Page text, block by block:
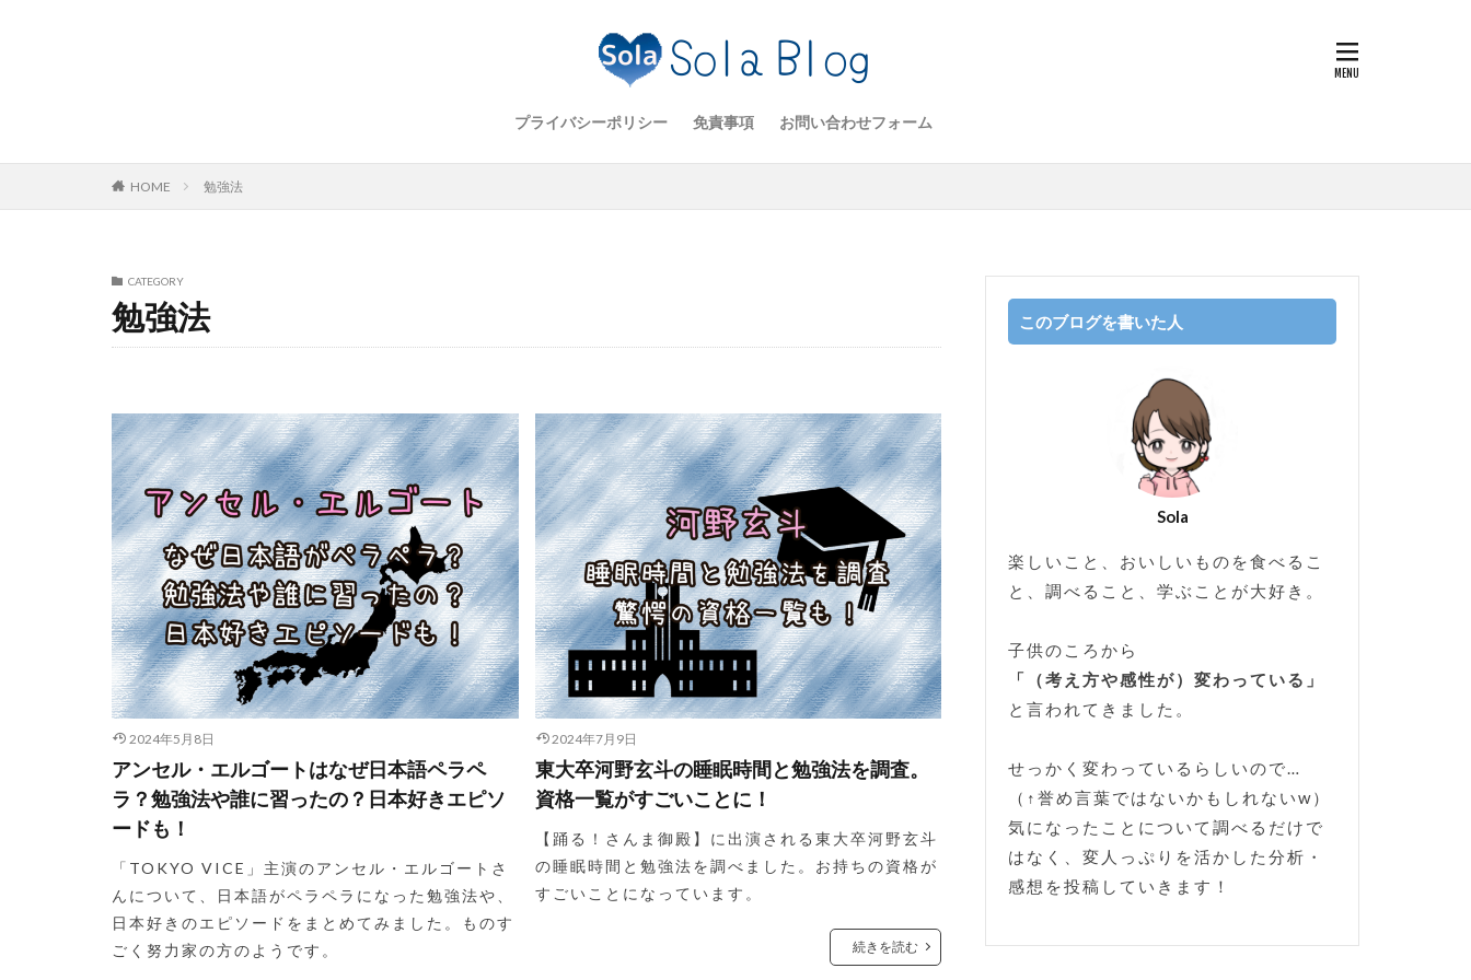
プライバシーポリシー 免責事項 お問い合わせフォーム
HOME 勉強法
CATEGORY
勉強法
2024年5月8日
アンセル・エルゴートはなぜ日本語ペラペ
ラ？勉強法や誰に習ったの？日本好きエピソ
ードも！
「TOKYO VICE」主演のアンセル・エルゴートさ
んについて、日本語がペラペラになった勉強法や、
日本好きのエピソードをまとめてみました。ものす
ごく努力家の方のようです。
2024年7月9日
東大卒河野玄斗の睡眠時間と勉強法を調査。
資格一覧がすごいことに！
【踊る！さんま御殿】に出演される東大卒河野玄斗
の睡眠時間と勉強法を調べました。お持ちの資格が
すごいことになっています。
続きを読む
このブログを書いた人
Sola
楽しいこと、おいしいものを食べるこ
と、調べること、学ぶことが大好き。
子供のころから
「（考え方や感性が）変わっている」
と言われてきました。
せっかく変わっているらしいので…
（↑誉め言葉ではないかもしれないw）
気になったことについて調べるだけで
はなく、変人っぷりを活かした分析・
感想を投稿していきます！